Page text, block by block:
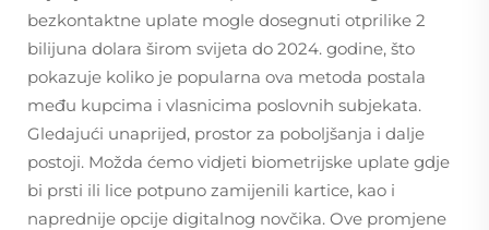
bezkontaktne uplate mogle dosegnuti otprilike 2
bilijuna dolara širom svijeta do 2024. godine, što
pokazuje koliko je popularna ova metoda postala
među kupcima i vlasnicima poslovnih subjekata.
Gledajući unaprijed, prostor za poboljšanja i dalje
postoji. Možda ćemo vidjeti biometrijske uplate gdje
bi prsti ili lice potpuno zamijenili kartice, kao i
naprednije opcije digitalnog novčika. Ove promjene